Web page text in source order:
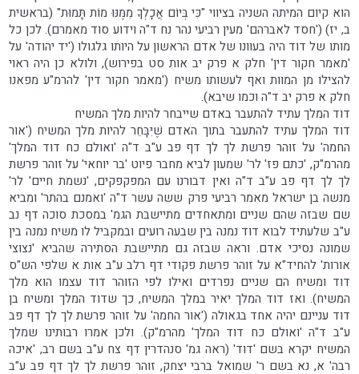
הוא קיום המיתה השניה בציווי "כִּי בְּיוֹם אֲכָלְךָ מִמֶּנּוּ מוֹת תָּמוּת" (בראשית
ב, יז) ('חסד לאברהם' מעין רביעי נהר נח ד"ה וידוע סוד מאמרם). לכן כל
מותו של דוד היה בעוונו של אדם הראשון על היותו גלגולו ('יד יהודה' על
'מאמר חקור דין' חלק א פרק יב אות סט בפירוש), ולולא כן היה ראוי
להצילו מן המוות ואף לעשותו משיח ('מאמר חקור דין' להרמ"ע מפאנו
חלק א פרק יב ד"ה וכמו שיבא).
דוד המלך עתיד להתעבר באדם שייבחר להיות מלך המשיח
דוד המלך עתיד להתעבר בתוך האדם שֶׁיִּבָּחֵר להיות מלך המשיח ('אור
החמה' על זוהר פרשת לך לך דף פב ע"ב ד"ה 'ואולם כח דוד המלך'
מהרמ"ק, 'כתם פז' לר' שמעון לביא מחבר פיוט 'בר יוחאי' על זוהר פרשת
לך לך דף פב ע"ב ד"ה ואין דבורנו עם המפקפקים, 'נשמת חיים' לר'
מנשה בן ישראל מאמר רביעי פרק ששה עשר ד"ה 'ואמנם בהתר' ומביא
שם שבזה שהם שניים ומתאחדים מתיישבת הגמ' במסכת סוכה דף נב
ע"ב שלעתיד לבוא דוד נמנה בין שבעה רועים ובמקביל לו משיח נמנה בין
שמונה נסיכי אדם. וראה שבזה גם מתיישבת הסתירה שהביא 'נצוצי
אורות' להחיד"א על זוהר פרשת פקודי דף רלב ע"ב אות א שלפי הש"ס
דוד ומשיח הם שניים נפרדים ואילו לפי הזוהר דוד עצמו הוא מלך
המשיח). ואז דוד המלך יאיר במלך המשיח, כך שדוד המלך ומשיח בן
דוד עניינם יהיה אחד בגאולה ('אור החמה' על זוהר פרשת לך לך דף פב
ע"ב ד"ה 'ואולם כח דוד המלך' מהרמ"ק). ולכן אמרו רבותינו שמלך
המשיח יקרא בשם 'דוד' (ראה גמ' סנהדרין דף צח ע"ב בשם רב, 'איכה
רבה' א, נא בשם ר' שמואל ברבי יצחק, זוהר פרשת לך לך דף פב ע"ב